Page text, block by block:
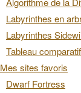
Labyrinthes en
Labyrinthes
Tableau
Mes sites favoris
Dwarf Fortress